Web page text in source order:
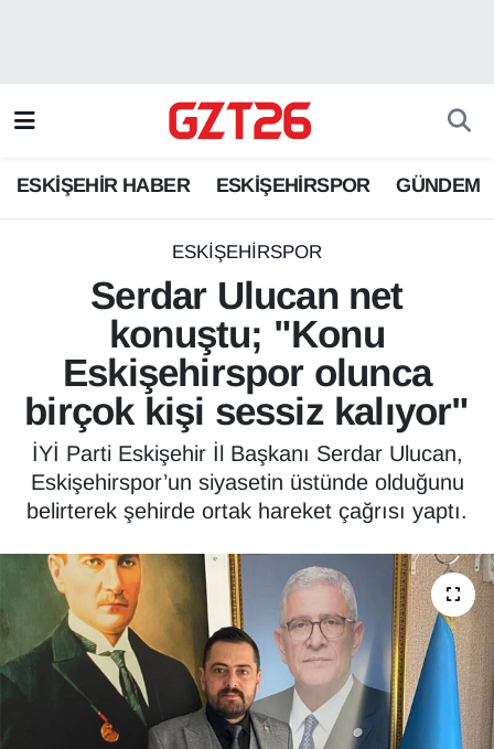
ESKİŞEHİR HABER ESKİŞEHİRSPOR GÜNDEM
ESKİŞEHİRSPOR
Serdar Ulucan net
konuştu; "Konu
Eskişehirspor olunca
birçok kişi sessiz kalıyor"
İYİ Parti Eskişehir İl Başkanı Serdar Ulucan,
Eskişehirspor’un siyasetin üstünde olduğunu
belirterek şehirde ortak hareket çağrısı yaptı.
ESKİŞEHİRSPOR
GÜNDEM
Odunpazarı Trafik Yoğunluk Haritası
Süper Lig Puan Durumu ve Fikstür
Tüm Manşetler
Son Dakika Haberleri
Haber Arşivi